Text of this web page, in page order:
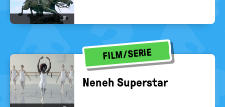
©
FILM/SERIE
Neneh Su­per­star